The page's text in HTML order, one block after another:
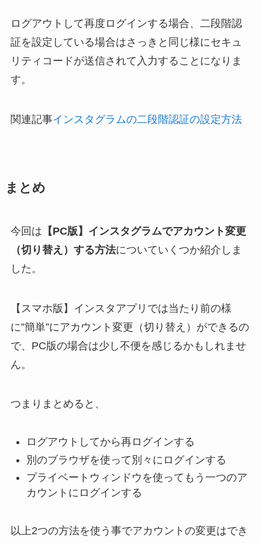
ログアウトして再度ログインする場合、二段階認
証を設定している場合はさっきと同じ様にセキュ
リティコードが送信されて入力することになりま
す。
関連記事インスタグラムの二段階認証の設定方法
まとめ
今回は 【PC版】インスタグラムでアカウント変更
（切り替え）する方法についていくつか紹介しま
した。
【スマホ版】インスタアプリでは当たり前の様
に”簡単”にアカウント変更（切り替え）ができるの
で、PC版の場合は少し不便を感じるかもしれませ
ん。
つまりまとめると、
ログアウトしてから再ログインする
別のブラウザを使って別々にログインする
プライベートウィンドウを使ってもう一つのア
カウントにログインする
以上2つの方法を使う事でアカウントの変更はでき